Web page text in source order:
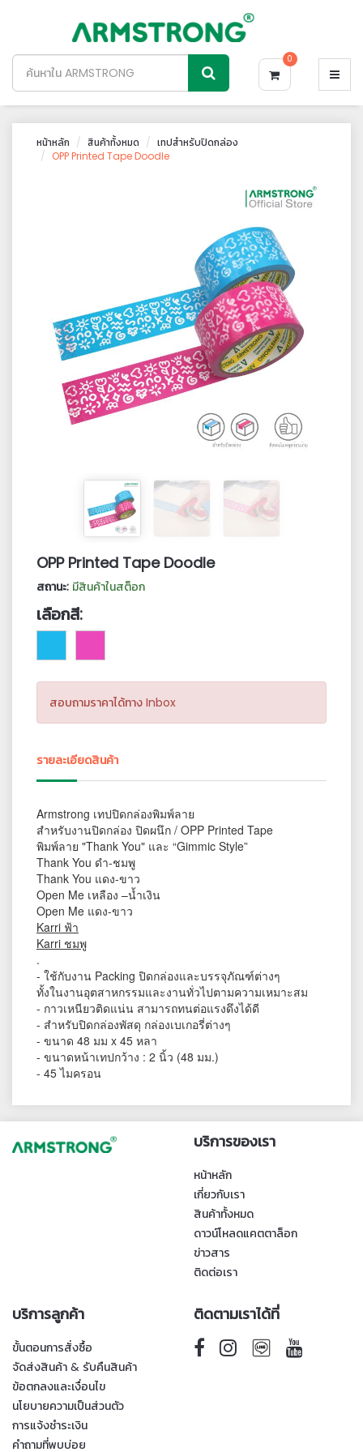
0
หน้าหลัก สินค้าทั้งหมด
เทปสำหรับปิดกล่อง
OPP Printed Tape Doodle
OPP Printed Tape Doodle
สถานะ: มีสินค้าในสต็อก
เลือกสี:
สอบถามราคาได้ทาง Inbox
รายละเอียดสินค้า
Armstrong เทปปิดกล่องพิมพ์ลาย
สำหรับงานปิดกล่อง ปิดผนึก / OPP Printed Tape
พิมพ์ลาย "Thank You" และ “Gimmic Style”
Thank You ดำ-ชมพู
Thank You แดง-ขาว
Open Me เหลือง –น้ำเงิน
Open Me แดง-ขาว
Karri ฟ้า
Karri ชมพู
.
- ใช้กับงาน Packing ปิดกล่องและบรรจุภัณฑ์ต่างๆ
ทั้งในงานอุตสาหกรรมและงานทั่วไปตามความเหมาะสม
- กาวเหนียวติดแน่น สามารถทนต่อแรงดึงได้ดี
- สำหรับปิดกล่องพัสดุ กล่องเบเกอรี่ต่างๆ
- ขนาด 48 มม x 45 หลา
- ขนาดหน้าเทปกว้าง : 2 นิ้ว (48 มม.)
- 45 ไมครอน
บริการของเรา
หน้าหลัก
เกี่ยวกับเรา
สินค้าทั้งหมด
ดาวน์โหลดแคตตาล็อก
ข่าวสาร
ติดต่อเรา
บริการลูกค้า
ขั้นตอนการสั่งซื้อ
จัดส่งสินค้า & รับคืนสินค้า
ข้อตกลงและเงื่อนไข
นโยบายความเป็นส่วนตัว
การแจ้งชำระเงิน
คำถามที่พบบ่อย
ติดตามเราได้ที่